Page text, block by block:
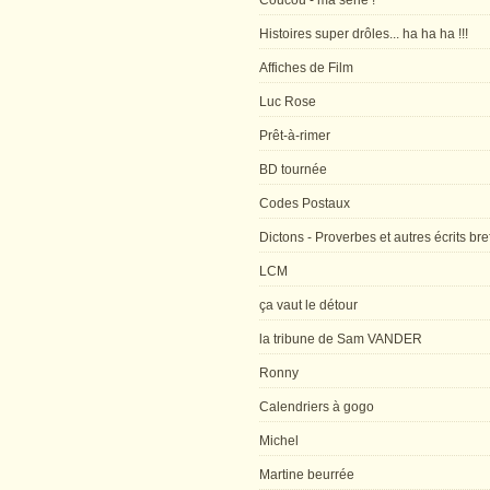
Histoires super drôles... ha ha ha !!!
Affiches de Film
Luc Rose
Prêt-à-rimer
BD tournée
Codes Postaux
Dictons - Proverbes et autres écrits
LCM
ça vaut le détour
la tribune de Sam VANDER
Ronny
Calendriers à gogo
Michel
Martine beurrée